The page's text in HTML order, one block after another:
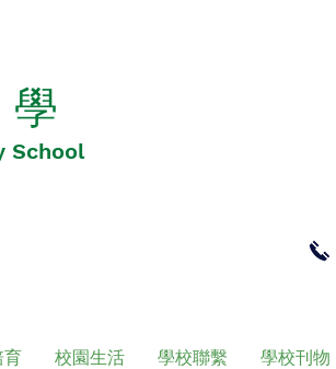
學
School
育 校園生活 學校聯繫 學校刊物